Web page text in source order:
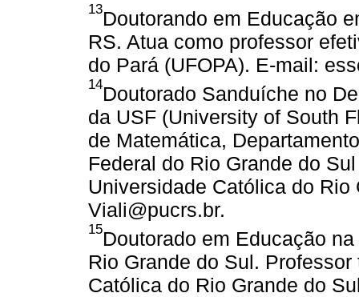
13Doutorando em Educação
RS. Atua como professor
do Pará (UFOPA). E-mail:
14Doutorado Sanduíche no
da USF (University of South
de Matemática,
Federal do Rio Grande do
Universidade Católica do
Viali@pucrs.br.
15Doutorado em Educação
Rio Grande do Sul.
Católica do Rio Grande do